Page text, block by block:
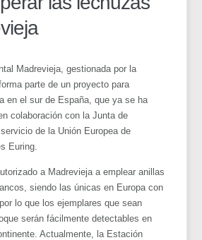
Madrevieja, gestionada por la
parte de un proyecto para
en el sur de España, que ya se ha
colaboración con la Junta de
de la Unión Europea de
Euring.
a Madrevieja a emplear anillas
siendo las únicas en Europa con
lo que los ejemplares que sean
serán fácilmente detectables en
Actualmente, la Estación